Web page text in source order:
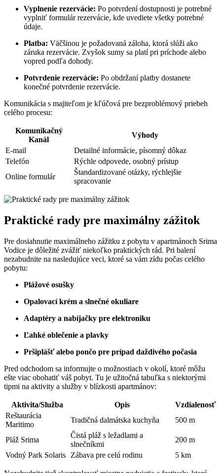
Vyplnenie rezervácie: Po potvrdení dostupnosti je potrebné
vyplniť formulár rezervácie, kde uvediete všetky potrebné
údaje.
Platba: Väčšinou je požadovaná záloha, ktorá slúži ako
záruka rezervácie. Zvyšok sumy sa platí pri príchode alebo
vopred podľa dohody.
Potvrdenie rezervácie: Po obdržaní platby dostanete
konečné potvrdenie rezervácie.
Komunikácia s majiteľom je kľúčová pre bezproblémový priebeh
celého procesu:
Komunikačný
Kanál
Výhody
E-mail
Detailné informácie, písomný dôkaz
Telefón
Rýchle odpovede, osobný prístup
Online formulár
Štandardizované otázky, rýchlejšie
spracovanie
Praktické rady pre maximálny zážitok
Pre dosiahnutie maximálneho zážitku z pobytu v apartmánoch Srima
Vodice je dôležité zvážiť niekoľko praktických rád. Pri balení
nezabudnite na nasledujúce veci, ktoré sa vám zídu počas celého
pobytu:
Plážové osušky
Opalovací krém a slnečné okuliare
Adaptéry a nabíjačky pre elektroniku
Ľahké oblečenie a plavky
Pršiplášť alebo pončo pre prípad daždivého počasia
Pred odchodom sa informujte o možnostiach v okolí, ktoré môžu
ešte viac obohatiť váš pobyt. Tu je užitočná tabuľka s niektorými
tipmi na aktivity a služby v blízkosti apartmánov:
Aktivita/Služba Opis
Vzdialenosť
Reštaurácia
Maritimo
Tradičná dalmátska kuchyňa 500 m
Pláž Srima
Čistá pláž s ležadlami a
slnečníkmi
200 m
Vodný Park Solaris
Zábava pre celú rodinu 5 km